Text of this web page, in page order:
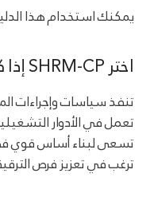
يمكنك استخدام هذا
اختر SHRM-CP إذا كنت:
تنفذ سياسات وإجراءات
تعمل في الأدوار
تسعى لبناء أساس قوي في
ترغب في تعزيز فرص